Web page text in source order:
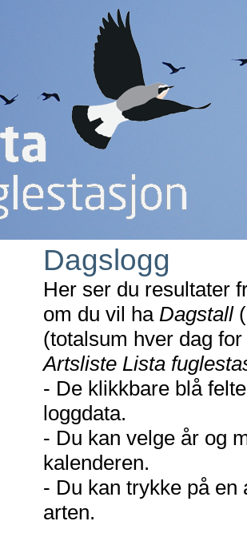
Dagslogg
Her ser du resultater
om du vil ha Dagstall
(totalsum hver dag
Artsliste Lista
- De klikkbare blå
loggdata.
- Du kan velge år og
kalenderen.
- Du kan trykke på en
arten.